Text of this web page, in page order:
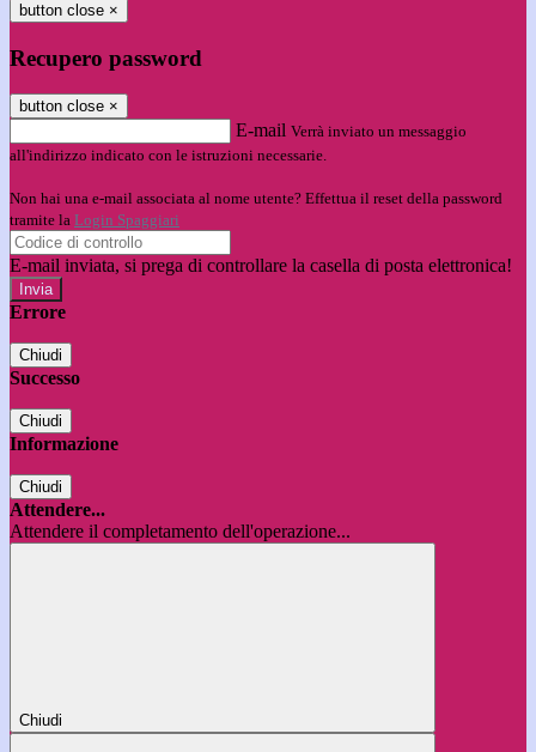
button close ×
Recupero password
button close ×
E-mail Verrà inviato un messaggio
all'indirizzo indicato con le istruzioni necessarie.
Non hai una e-mail associata al nome utente? Effettua il reset della password
tramite la Login Spaggiari
E-mail inviata, si prega di controllare la casella di posta elettronica!
Errore
Chiudi
Successo
Chiudi
Informazione
Chiudi
Attendere...
Attendere il completamento dell'operazione...
Chiudi